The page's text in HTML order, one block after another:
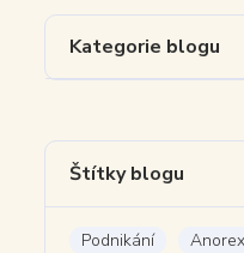
Kategorie blogu
Štítky blogu
Podnikání